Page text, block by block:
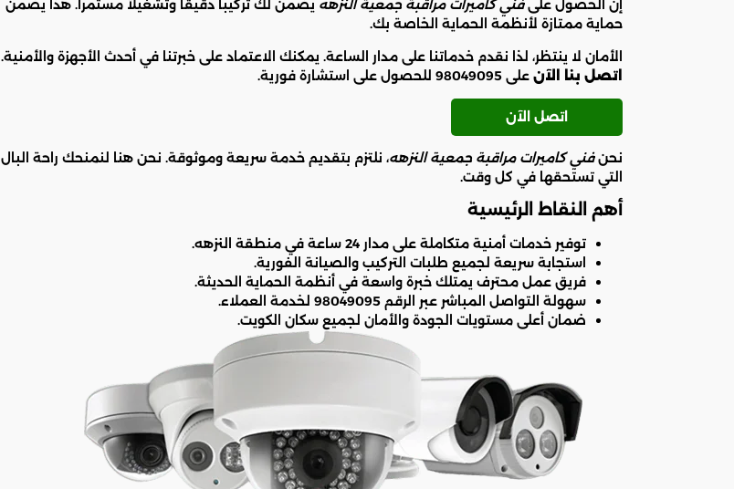
إن الحصول علىفني كاميرات مراقبة جمعية النزهه يضمن لك تركيباً دقيقاً وتشغيلاً مستمراً. هذا يضمن
حماية ممتازة لأنظمة الحماية الخاصة بك.
الأمان لا ينتظر، لذا نقدم خدماتنا على مدار الساعة. يمكنك الاعتماد على خبرتنا في أحدث الأجهزة والأمنية.
اتصل بنا الآن على 98049095 للحصول على استشارة فورية.
اتصل الآن
نحنفني كاميرات مراقبة جمعية النزهه، نلتزم بتقديم خدمة سريعة وموثوقة. نحن هنا لنمنحك راحة البال
التي تستحقها في كل وقت.
أهم النقاط الرئيسية
توفير خدمات أمنية متكاملة على مدار 24 ساعة في منطقة النزهه.
استجابة سريعة لجميع طلبات التركيب والصيانة الفورية.
فريق عمل محترف يمتلك خبرة واسعة في أنظمة الحماية الحديثة.
سهولة التواصل المباشر عبر الرقم 98049095 لخدمة العملاء.
ضمان أعلى مستويات الجودة والأمان لجميع سكان الكويت.